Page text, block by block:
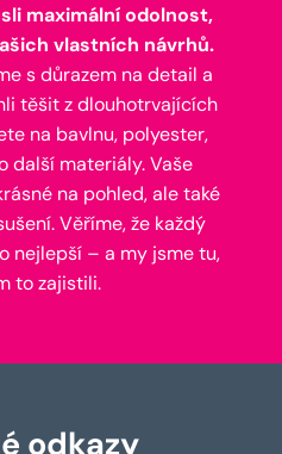
maximální odolnost,
vlastních návrhů.
s důrazem na detail a
těšit z dlouhotrvajících
na bavlnu, polyester,
další materiály. Vaše
na pohled, ale také
Věříme, že každý
nejlepší – a my jsme tu,
to zajistili.
odkazy